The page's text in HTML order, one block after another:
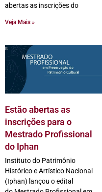
abertas as inscrições do
Veja Mais »
Estão abertas as
inscrições para o
Mestrado Profissional
do Iphan
Instituto do Patrimônio
Histórico e Artístico Nacional
(Iphan) lançou o edital